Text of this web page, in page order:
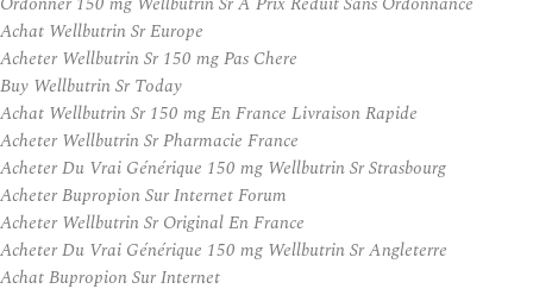
Achat Wellbutrin Sr Europe
Acheter Wellbutrin Sr 150 mg Pas Chere
Buy Wellbutrin Sr Today
Achat Wellbutrin Sr 150 mg En France Livraison Rapide
Acheter Wellbutrin Sr Pharmacie France
Acheter Du Vrai Générique 150 mg Wellbutrin Sr Strasbourg
Acheter Bupropion Sur Internet Forum
Acheter Wellbutrin Sr Original En France
Acheter Du Vrai Générique 150 mg Wellbutrin Sr Angleterre
Achat Bupropion Sur Internet